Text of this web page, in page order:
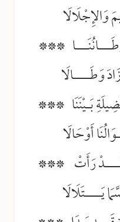
وَالإِجْلَالَا
***
وَطَــــالَا
بَـيْنَنَا ***
أَوْحَالَا
قَــــدْ رَأَتْ ***
يَــــتَلَالَا